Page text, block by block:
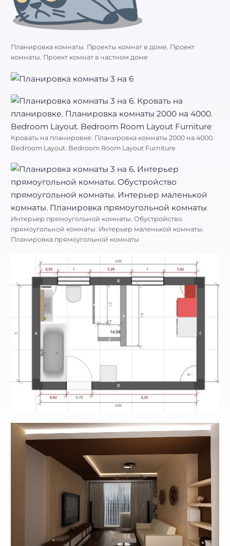
Планировка комнаты. Проекты комнат в доме. Проект
комнаты. Проект комнат в частном доме
Кровать на планировке. Планировка комнаты 2000 на 4000.
Bedroom Layout. Bedroom Room Layout Furniture
Интерьер прямоугольной комнаты. Обустройство
прямоугольной комнаты. Интерьер маленькой комнаты.
Планировка прямоугольной комнаты